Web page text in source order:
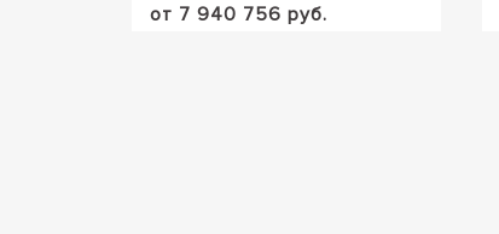
от 7 940 756 руб.